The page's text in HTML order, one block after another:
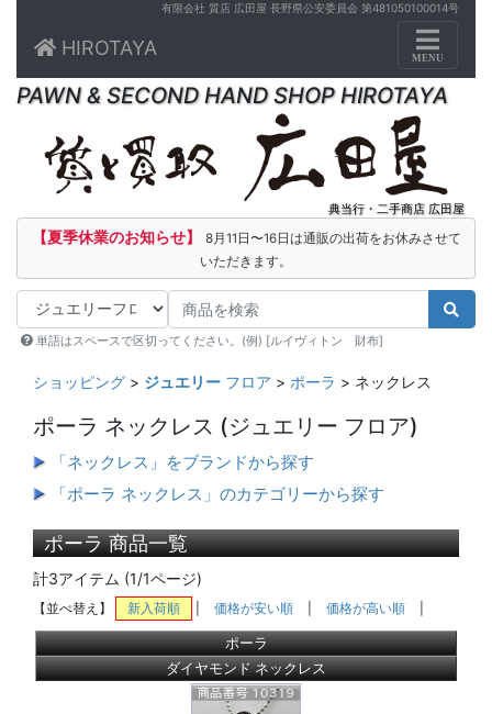
有限会社 質店 広田屋 長野県公安委員会 第481050100014号
HIROTAYA
Toggle
MENU
PAWN & SECOND HAND SHOP HIROTAYA
典当行・二手商店 広田屋
【夏季休業のお知らせ】
8月11日〜16日は通販の出荷をお休みさせて
いただきます。
単語はスペースで区切ってください。(例) [ルイヴィトン 財布]
ショッピング > ジュエリー フロア > ポーラ > ネックレス
ポーラ ネックレス (ジュエリー フロア)
「ネックレス」をブランドから探す
「ポーラ ネックレス」のカテゴリーから探す
ポーラ 商品一覧
計3アイテム (1/1ページ)
【並べ替え】 新入荷順 価格が安い順 価格が高い順
ポーラ
ダイヤモンド ネックレス